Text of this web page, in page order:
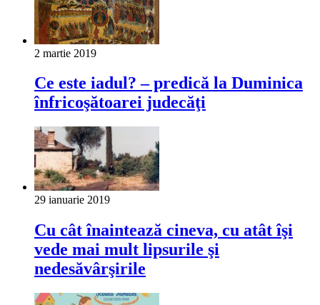
2 martie 2019
Ce este iadul? – predică la Duminica
înfricoşătoarei judecăţi
29 ianuarie 2019
Cu cât înaintează cineva, cu atât îşi
vede mai mult lipsurile şi
nedesăvârşirile